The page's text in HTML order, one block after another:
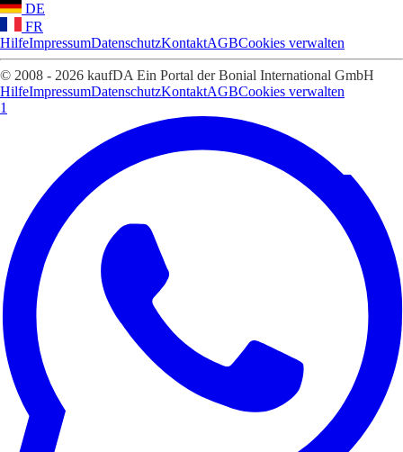
DE
FR
HilfeImpressumDatenschutzKontaktAGBCookies verwalten
© 2008 - 2026 kaufDA Ein Portal der Bonial International GmbH
HilfeImpressumDatenschutzKontaktAGBCookies verwalten
1